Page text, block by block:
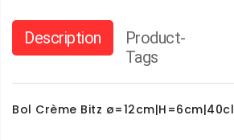
Description
Product-
Tags
Bol Crème Bitz ø=12cm|H=6cm|40cl